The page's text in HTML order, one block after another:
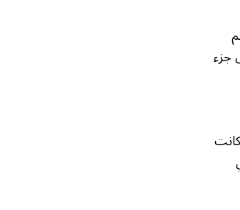
جزء
في صوغ ومراجعة الانتماءات. مباراة المغرب وفرنسا في مونديال قطر 2022 كانت